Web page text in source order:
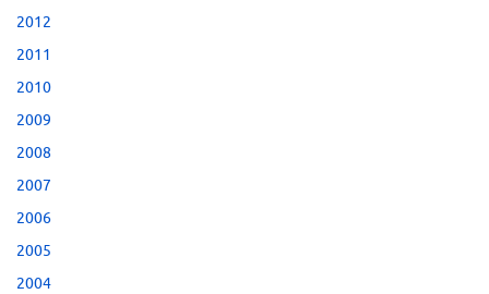
2012
2011
2010
2009
2008
2007
2006
2005
2004